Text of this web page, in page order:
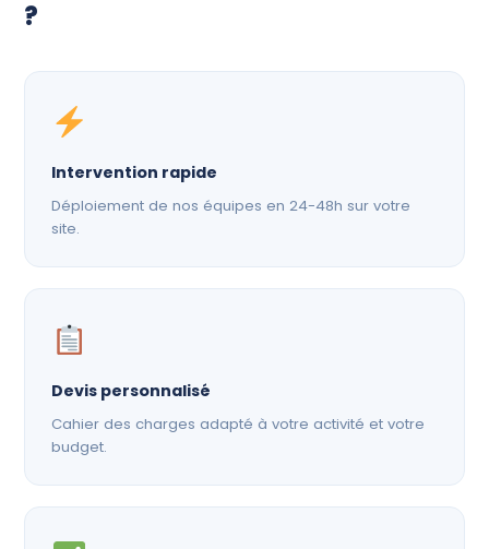
?
Intervention rapide
Déploiement de nos équipes en 24-48h sur votre
site.
Devis personnalisé
Cahier des charges adapté à votre activité et votre
budget.